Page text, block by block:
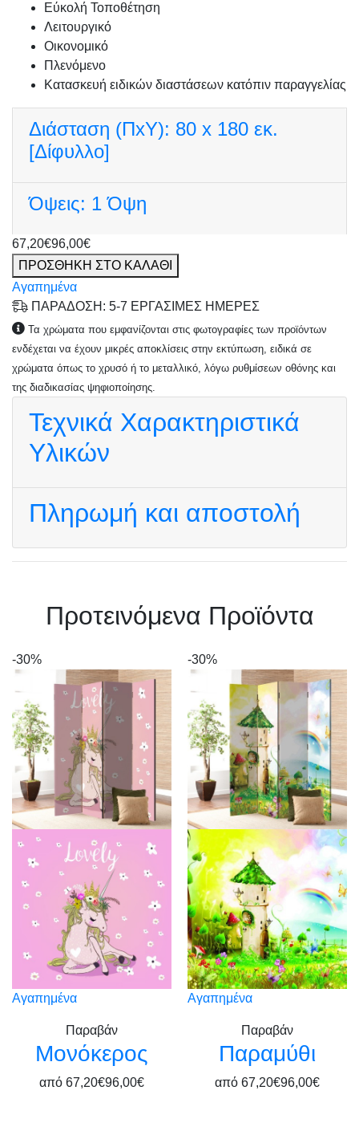
Εύκολή Τοποθέτηση
Λειτουργικό
Οικονομικό
Πλενόμενο
Κατασκευή ειδικών διαστάσεων κατόπιν παραγγελίας
Διάσταση (ΠxΥ): 80 x 180 εκ.
[Δίφυλλο]
Όψεις: 1 Όψη
67,20€96,00€
ΠΡΟΣΘΗΚΗ ΣΤΟ ΚΑΛΑΘΙ
Αγαπημένα
ΠΑΡΑΔΟΣΗ: 5-7 ΕΡΓΑΣΙΜΕΣ ΗΜΕΡΕΣ
Τα χρώματα που εμφανίζονται στις φωτογραφίες των προϊόντων
ενδέχεται να έχουν μικρές αποκλίσεις στην εκτύπωση, ειδικά σε
χρώματα όπως το χρυσό ή το μεταλλικό, λόγω ρυθμίσεων οθόνης και
της διαδικασίας ψηφιοποίησης.
Τεχνικά Χαρακτηριστικά
Υλικών
Πληρωμή και αποστολή
Πρoτεινόμενα Προϊόντα
-30%
Αγαπημένα
Παραβάν
Μονόκερος
από 67,20€96,00€
-30%
Αγαπημένα
Παραβάν
Παραμύθι
από 67,20€96,00€